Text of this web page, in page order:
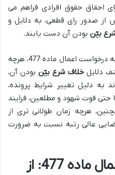
احقاق حقوق افرادی فراهم می
صدور رای قطعی، به دلایل و
بیّن بودن آن دست یابند.
اما از نظر عملی، توصیه می شود که درخواست اعمال ماده 477، هرچه
دلایلخلاف شرع بیّن بودن آن،
به دلیل تغییر شرایط پرونده،
فوت شهود و مطلعین، فرایند
هرچه زمان طولانی تری از
عالی رتبه نسبت به ضرورت
فرایند گام به گام اعمال ماده 477: از